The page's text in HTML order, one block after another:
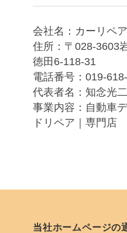
会社名：カーリペ
住所：〒028-3603
徳田6-118-31
電話番号：019-
代表者名：知念光二
事業内容：自動車
ドリペア｜専門店
当社ホームページの